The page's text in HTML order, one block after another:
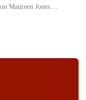
Maureen Jones....